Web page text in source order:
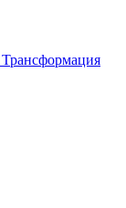
Трансформация